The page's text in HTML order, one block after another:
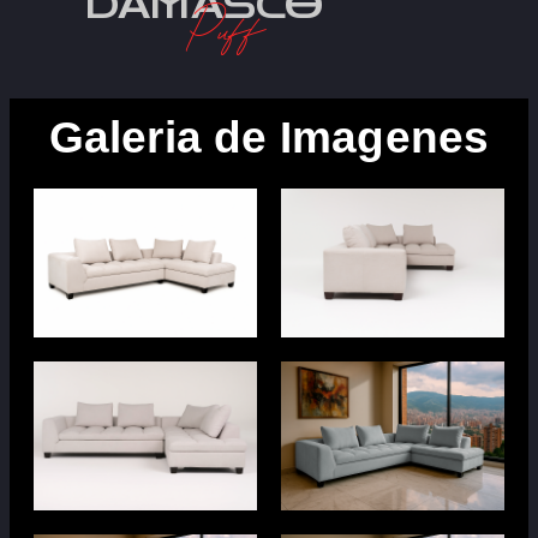
Puff
Galeria de Imagenes